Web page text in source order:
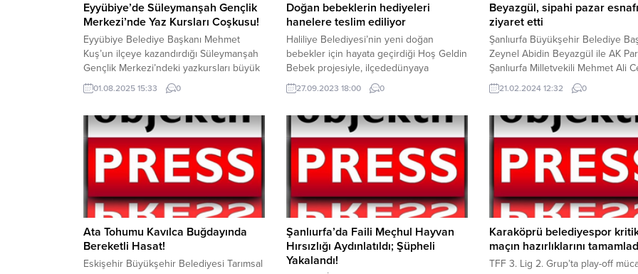
Eyyübiye’de Süleymanşah Gençlik
Merkezi’nde Yaz Kursları Coşkusu!
Eyyübiye Belediye Başkanı Mehmet
Kuş’un ilçeye kazandırdığı Süleymanşah
Gençlik Merkezi’ndeki yazkursları büyük
ilgi görüyor. Gelen talepler üzerine açılan
resim kursuna katılan minik yetenekler,
Şanlıurfa’nın en fazla genç nüfusuna
sahip ilçesi Eyyübiye’de, çocukların ve
gençlerin eğitim, sanat vemeslek
hayatlarına yön veren Süleymanşah
Gençlik Merkezi’nde açılan...
01.08.2025 15:33 0
Doğan bebeklerin hediyeleri
hanelere teslim ediliyor
Haliliye Belediyesi’nin yeni doğan
bebekler için hayata geçirdiği Hoş Geldin
Bebek projesiyle, ilçededünyaya
gözlerini açan bebeklerin ilk ihtiyacı olan
puset ve çanta hediyeleri hanelere teslim
İşleri Müdürlüğü, Belediye Başkanı
Mehmet Canpolat’ın talimatlarıyla ilçe
genelindeki hanelere dokunmaya devam
ediyor.Sosyal Yardım İşleri Müdürlük
bünyesinde ihtiyaç sahibi ailelere
yönelik...
27.09.2023 18:00 0
Beyazgül, sipahi pazar
ziyaret etti
Şanlıurfa Büyükşehir Belediye
Zeynel Abidin Beyazgül ile AK
Şanlıurfa Milletvekili Mehmet Ali
Balıklıgöl platosunda yer alan
pazarında esnafları ziyaret etti.
Abidin Beyazgül ile AK Parti
Milletvekili Mehmet Ali Cevheri
ziyaretlerini sürdürüyor.
Milletvekili Cevheri Haşimiye
Meydanındaki tarihi...
21.02.2024 12:32 0
Ata Tohumu Kavılca Buğdayında
Bereketli Hasat!
Eskişehir Büyükşehir Belediyesi Tarımsal
Şanlıurfa’da Faili Meçhul Hayvan
Hırsızlığı Aydınlatıldı; Şüpheli
Yakalandı!
Karaköprü belediyespor
maçın hazırlıklarını
TFF 3. Lig 2. Grup’ta play-off